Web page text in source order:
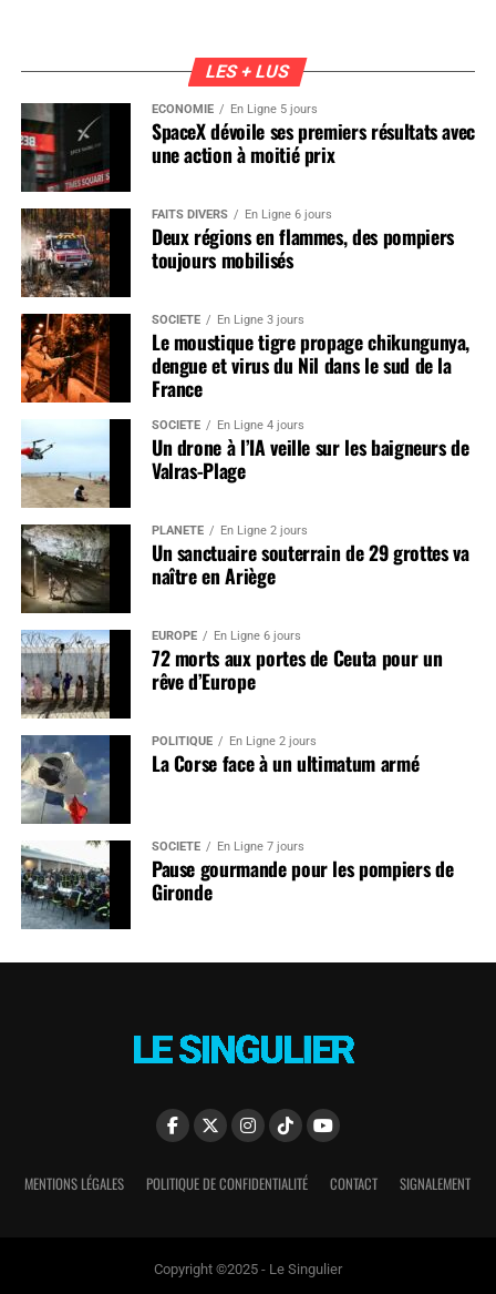
LES + LUS
ÉCONOMIE En Ligne 5 jours
SpaceX dévoile ses premiers résultats avec
une action à moitié prix
FAITS DIVERS En Ligne 6 jours
Deux régions en flammes, des pompiers
toujours mobilisés
SOCIÉTÉ En Ligne 3 jours
Le moustique tigre propage chikungunya,
dengue et virus du Nil dans le sud de la
France
SOCIÉTÉ En Ligne 4 jours
Un drone à l’IA veille sur les baigneurs de
Valras-Plage
PLANÈTE En Ligne 2 jours
Un sanctuaire souterrain de 29 grottes va
naître en Ariège
EUROPE En Ligne 6 jours
72 morts aux portes de Ceuta pour un
rêve d’Europe
POLITIQUE En Ligne 2 jours
La Corse face à un ultimatum armé
SOCIÉTÉ En Ligne 7 jours
Pause gourmande pour les pompiers de
Gironde
MENTIONS LÉGALES POLITIQUE DE CONFIDENTIALITÉ CONTACT SIGNALEMENT
Copyright ©2025 - Le Singulier